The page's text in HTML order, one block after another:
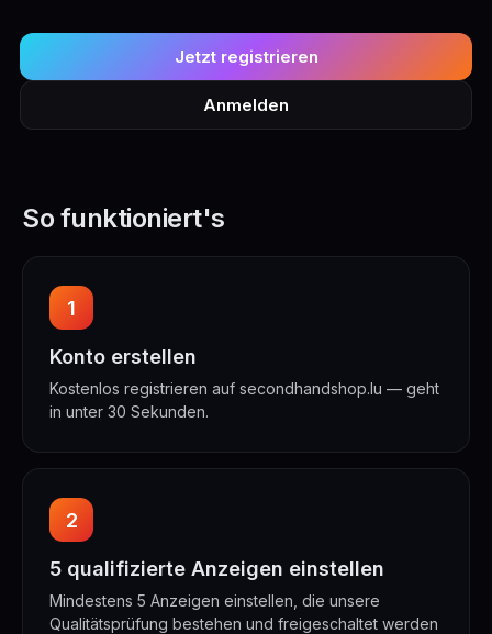
Jetzt registrieren
Anmelden
So funktioniert's
1
Konto erstellen
Kostenlos registrieren auf secondhandshop.lu — geht
in unter 30 Sekunden.
2
5 qualifizierte Anzeigen einstellen
Mindestens 5 Anzeigen einstellen, die unsere
Qualitätsprüfung bestehen und freigeschaltet werden